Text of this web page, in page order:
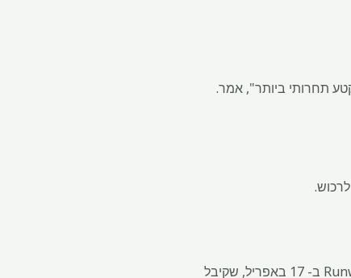
תחרותי ביותר", אמר.
שחקן הקולנוע ההינדי סונם קאפור, שיש לו 34.7 מיליון עוקבים באינסטגרם, פרסם סרטון על Runwal Realty ב- 17 באפריל, שקיבל